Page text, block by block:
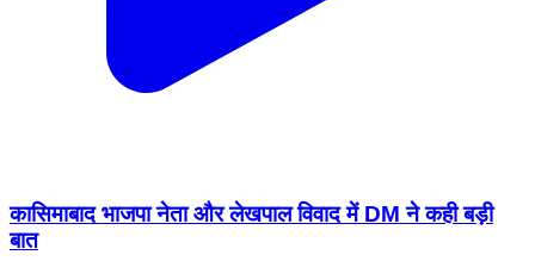
कासिमाबाद भाजपा नेता और लेखपाल विवाद में DM ने कही बड़ी
बात